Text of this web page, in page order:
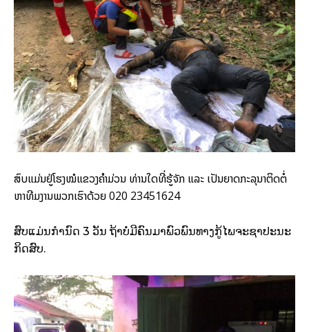
ສົບແມ່ນຢູ່ໂຮງໝໍແຂວງຄຳມ່ວນ ທ່ານໃດທີ່ຮູ້ຈັກ ແລະ ເປັນຍາດກະລຸນາຕິດຕໍ່
ຫາທີມງານພວກເຮົາດ້ວຍ 020 23451624
ສົບແມ່ນກຳນົດ 3 ວັນ ຖ້າບໍ່ມີຄົນມາພົວພົນທາງກູ້ໄພຈະຊາປະນະ
ກິດສົບ.